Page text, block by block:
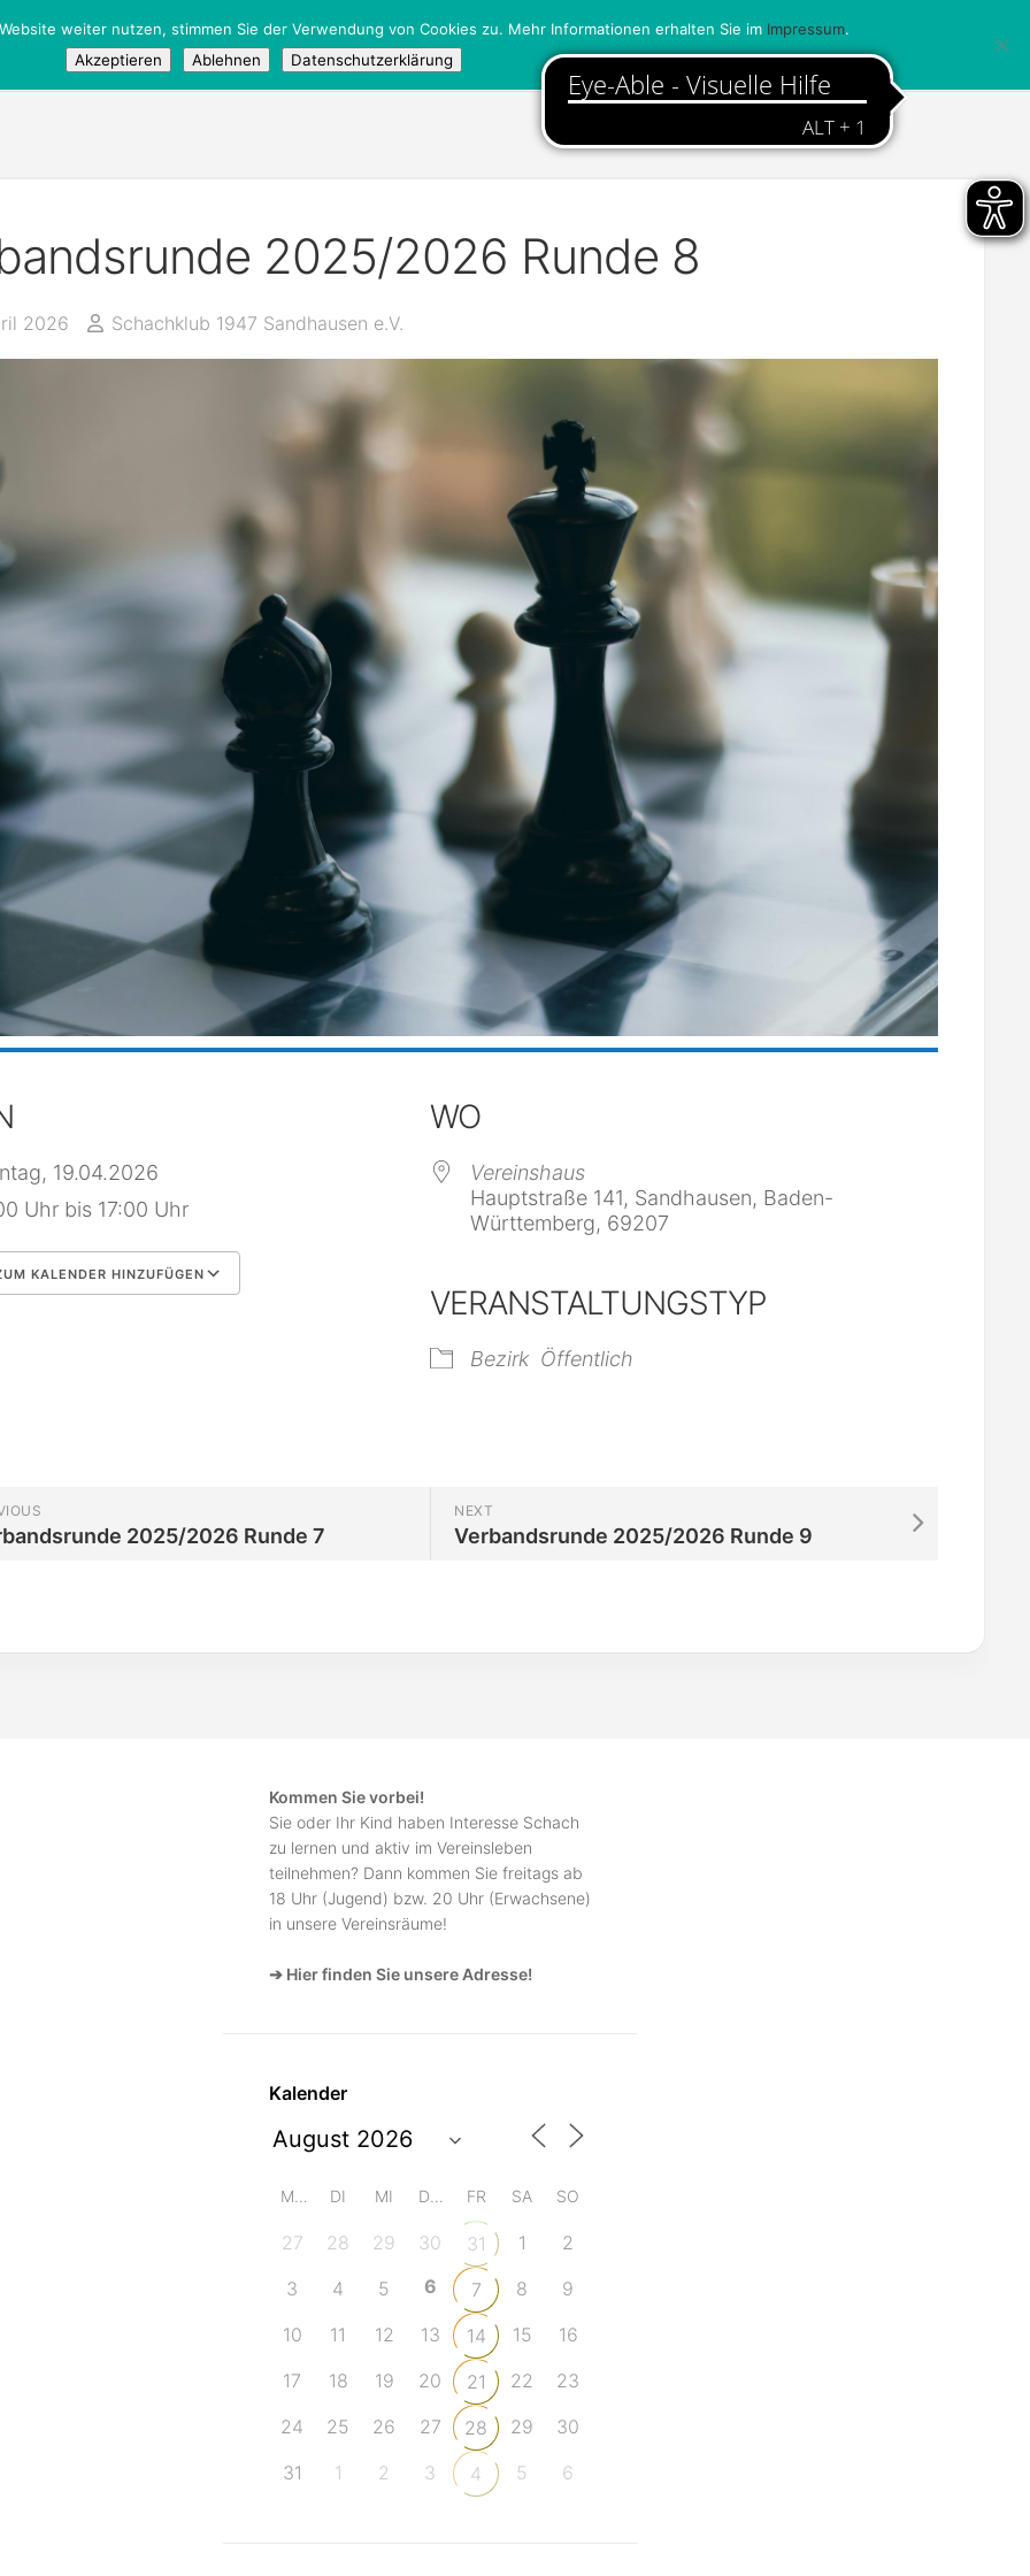
Jugendmeisterschaft
2025/2026 Runde 8
2026 Schachklub 1947 Sandhausen e.V.
19.04.2026
Uhr bis 17:00 Uhr
KALENDER HINZUFÜGEN
iCalendar
WO
Vereinshaus
Hauptstraße 141, Sandhausen, Baden-
Württemberg, 69207
VERANSTALTUNGSTYP
Bezirk Öffentlich
NEXT
Verbandsrunde 2025/2026 Runde 9
2025/2026 Runde 7
Kommen Sie vorbei!
Sie oder Ihr Kind haben Interesse Schach
zu lernen und aktiv im Vereinsleben
teilnehmen? Dann kommen Sie freitags ab
18 Uhr (Jugend) bzw. 20 Uhr (Erwachsene)
in unsere Vereinsräume!
➔ Hier finden Sie unsere Adresse!
Kalender
MO DI MI DO FR SA SO
27 28 29 30 31 1
2
3
4 5 6 7 8
9
10
11 12 13 14 15
16
17
18 19 20 21 22
23
24
25 26 27 28 29
30
31
1 2 3 4 5 6
weiter nutzen, stimmen Sie der Verwendung von Cookies zu. Mehr Informationen erhalten Sie im Impressum.
Akzeptieren
Ablehnen Datenschutzerklärung